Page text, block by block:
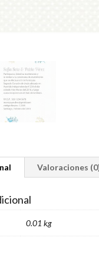
Valoraciones
0.01 kg